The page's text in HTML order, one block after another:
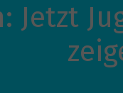
Jetzt